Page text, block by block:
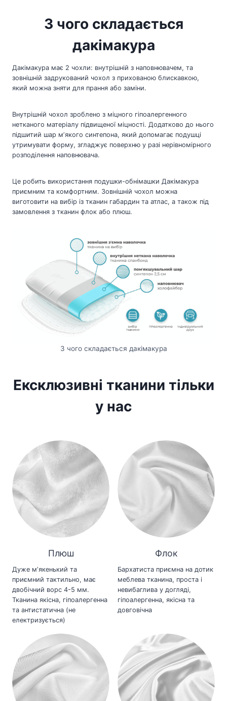
З чого складається
дакімакура
Дакімакура має 2 чохли: внутрішній з наповнювачем, та
зовнішній задрукований чохол з прихованою блискавкою,
який можна зняти для прання або заміни.
Внутрішній чохол зроблено з міцного гіпоалергенного
нетканого матеріалу підвищеної міцності. Додатково до нього
підшитий шар мʼякого синтепона, який допомагає подушці
утримувати форму, згладжує поверхню у разі нерівномірного
розподілення наповнювача.
Це робить використання подушки-обнімашки Дакімакура
приємним та комфортним. Зовнішній чохол можна
виготовити на вибір із тканин габардин та атлас, а також під
замовлення з тканин флок або плюш.
З чого складається дакімакура
Ексклюзивні тканини тільки
у нас
Плюш
Дуже мʼякенький та
приємний тактильно, має
двобічний ворс 4-5 мм.
Тканина якісна, гіпоалергенна
та антистатична (не
електризується)
Флок
Бархатиста приємна на дотик
меблева тканина, проста і
невибаглива у догляді,
гіпоалергенна, якісна та
довговічна